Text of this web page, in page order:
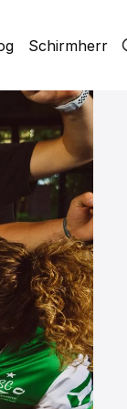
Schirmherr